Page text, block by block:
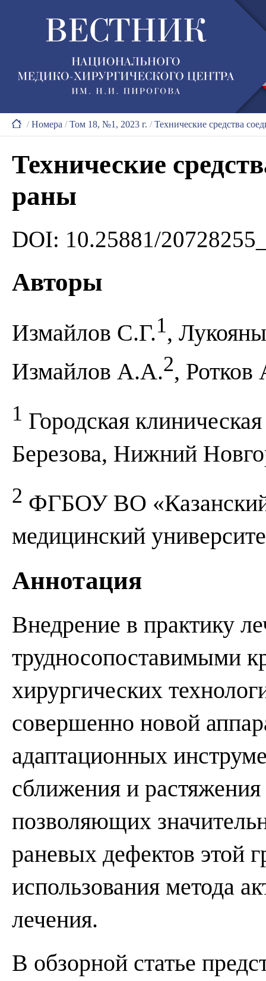
/Номера /Том 18, №1, 2023 г. /Технические средства
Технические
раны
DOI: 10.25881/
Авторы
Измайлов С.Г.1,
Измайлов А.А.2,
1 Городская
Березова, Нижний
2 ФГБОУ ВО «Казанский
медицинский
Аннотация
Внедрение в практику
трудносопоставимыми
хирургических
совершенно новой
адаптационных
сближения и
позволяющих
раневых дефектов этой
использования метода
лечения.
В обзорной статье